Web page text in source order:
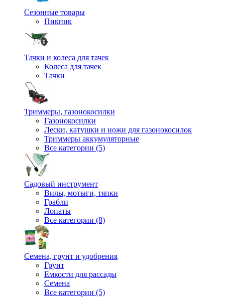
Сезонные товары
Пикник
Тачки и колеса для тачек
Колеса для тачек
Тачки
Триммеры, газонокосилки
Газонокосилки
Лески, катушки и ножи для газонокосилок
Триммеры аккумуляторные
Все категории (5)
Садовый инструмент
Вилы, мотыги, тяпки
Грабли
Лопаты
Все категории (8)
Семена, грунт и удобрения
Грунт
Емкости для рассады
Семена
Все категории (5)